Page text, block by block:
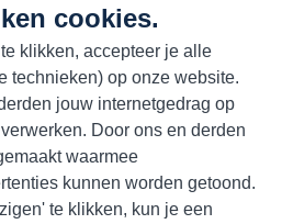
cookies.
klikken, accepteer je alle
technieken) op onze website.
jouw internetgedrag op
Door ons en derden
waarmee
kunnen worden getoond.
te klikken, kun je een
insights en outlooks